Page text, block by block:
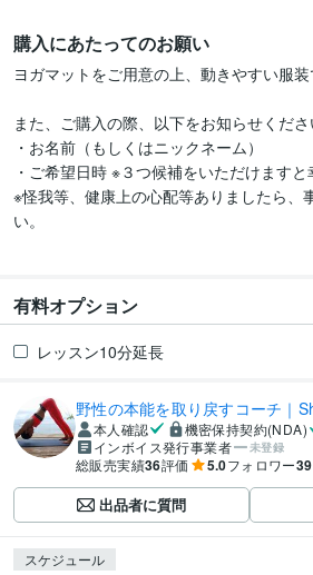
購入にあたってのお願い
ヨガマットをご用意の上、動きやすい服装
また、ご購入の際、以下をお知らせくださ
・お名前（もしくはニックネーム）
・ご希望日時 ※３つ候補をいただけますと
※怪我等、健康上の心配等ありましたら、
い。
有料オプション
レッスン10分延長
野性の本能を取り戻すコーチ｜
本人確認
機密保持契約(NDA)
インボイス発行事業者
未登録
総販売実績36評価 5.0フォロワー39
出品者に質問
スケジュール